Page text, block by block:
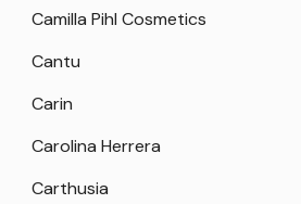
Camilla Pihl Cosmetics
Cantu
Carin
Carolina Herrera
Carthusia